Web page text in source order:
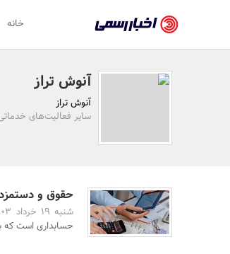
رسمی
-
اخبار
تایید
سازمان‌ها
و
روابط
خانه
آنوش تراز
آنوش تراز
سایر فعالیت‌های
حقوق و
شنبه 19 خرداد 03، 22:42 -
حسابداری است که